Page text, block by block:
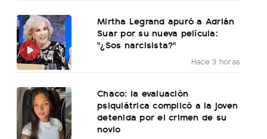
Mirtha Legrand apuró a Adrián
Suar por su nueva película:
"¿Sos narcisista?"
Hace 3 horas
Chaco: la evaluación
psiquiátrica complicó a la joven
detenida por el crimen de su
novio